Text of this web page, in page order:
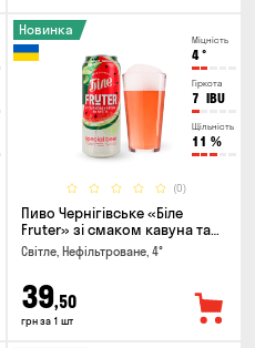
Міцність
4°
Гіркота
7 IBU
Щільність
11 %
(0)
Новинка
Пиво Чернігівське «Біле
Fruter» зі смаком кавуна та
м'яти 0.5л
Світле, Нефільтроване, 4°
39,50
грн за 1 шт